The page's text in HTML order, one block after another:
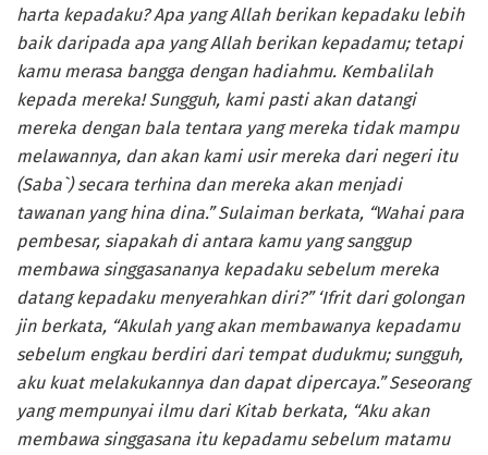
harta kepadaku? Apa yang Allah berikan kepadaku lebih
baik daripada apa yang Allah berikan kepadamu; tetapi
kamu merasa bangga dengan hadiahmu. Kembalilah
kepada mereka! Sungguh, kami pasti akan datangi
mereka dengan bala tentara yang mereka tidak mampu
melawannya, dan akan kami usir mereka dari negeri itu
(Saba`) secara terhina dan mereka akan menjadi
tawanan yang hina dina.” Sulaiman berkata, “Wahai para
pembesar, siapakah di antara kamu yang sanggup
membawa singgasananya kepadaku sebelum mereka
datang kepadaku menyerahkan diri?” ‘Ifrit dari golongan
jin berkata, “Akulah yang akan membawanya kepadamu
sebelum engkau berdiri dari tempat dudukmu; sungguh,
aku kuat melakukannya dan dapat dipercaya.” Seseorang
yang mempunyai ilmu dari Kitab berkata, “Aku akan
membawa singgasana itu kepadamu sebelum matamu